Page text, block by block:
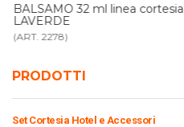
PRODOTTI
Set Cortesia Hotel e Accessori
BALSAMO 32 ml linea cortesia
LAVERDE
(ART. 2278)